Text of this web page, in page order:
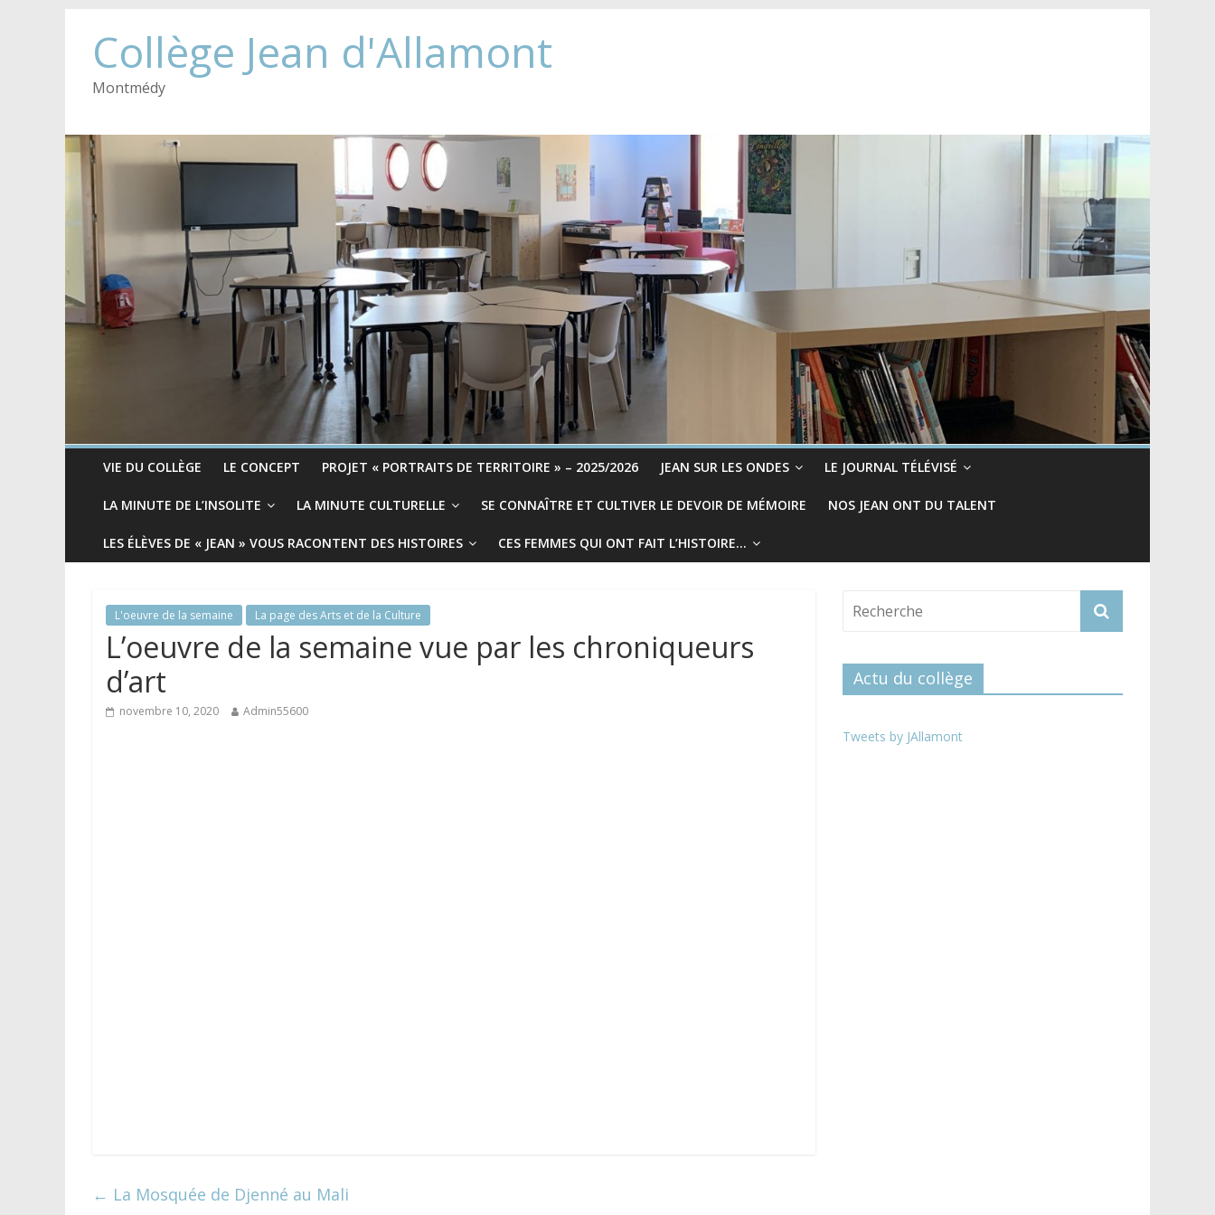
Collège Jean d'Allamont
Montmédy
VIE DU COLLÈGE LE CONCEPT PROJET « PORTRAITS DE TERRITOIRE » – 2025/2026 JEAN SUR LES ONDES LE JOURNAL TÉLÉVISÉ
LA MINUTE DE L’INSOLITE LA MINUTE CULTURELLE SE CONNAÎTRE ET CULTIVER LE DEVOIR DE MÉMOIRE NOS JEAN ONT DU TALENT
LES ÉLÈVES DE « JEAN » VOUS RACONTENT DES HISTOIRES CES FEMMES QUI ONT FAIT L’HISTOIRE…
L'oeuvre de la semaine La page des Arts et de la Culture
L’oeuvre de la semaine vue par les chroniqueurs
d’art
novembre 10, 2020 Admin55600
← La Mosquée de Djenné au Mali
Actu du collège
Tweets by JAllamont